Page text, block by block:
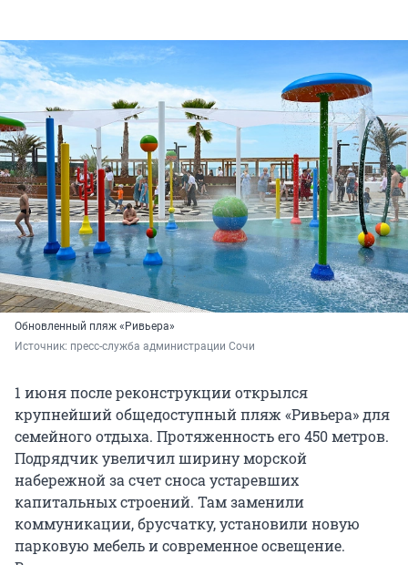
Обновленный пляж «Ривьера»
Источник: пресс-служба администрации Сочи
1 июня после реконструкции открылся
крупнейший общедоступный пляж «Ривьера» для
семейного отдыха. Протяженность его 450 метров.
Подрядчик увеличил ширину морской
набережной за счет сноса устаревших
капитальных строений. Там заменили
коммуникации, брусчатку, установили новую
парковую мебель и современное освещение.